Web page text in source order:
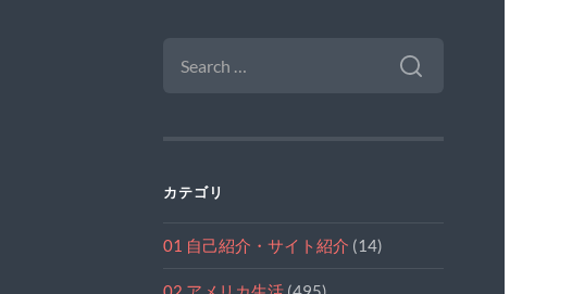
FOR:
カテゴリ
01 自己紹介・サイト紹介 (14)